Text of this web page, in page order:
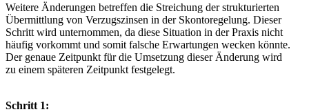
Weitere Änderungen betreffen die Streichung der strukturierten
Übermittlung von Verzugszinsen in der Skontoregelung. Dieser
Schritt wird unternommen, da diese Situation in der Praxis nicht
häufig vorkommt und somit falsche Erwartungen wecken könnte.
Der genaue Zeitpunkt für die Umsetzung dieser Änderung wird
zu einem späteren Zeitpunkt festgelegt.
Schritt 1: